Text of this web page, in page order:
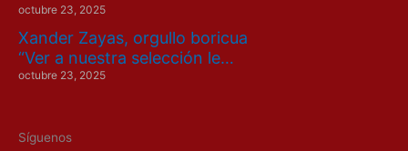
octubre 23, 2025
Xander Zayas, orgullo boricua
“Ver a nuestra selección le…
octubre 23, 2025
Síguenos